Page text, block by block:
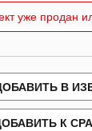
уже продан
В
К